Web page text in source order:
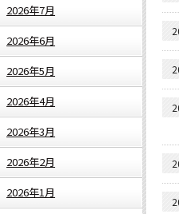
2026年7月
2026年6月
2026年5月
2026年4月
2026年3月
2026年2月
2026年1月